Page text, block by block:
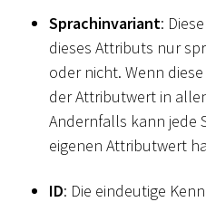
Sprachinvariant:
dieses Attributs nur
oder nicht. Wenn
der Attributwert in
Andernfalls kann jede
eigenen Attributwert
ID: Die eindeutige